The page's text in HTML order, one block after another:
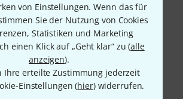
von Einstellungen. Wenn das für
Sie der Nutzung von Cookies
Statistiken und Marketing
einen Klick auf „Geht klar“ zu (alle
anzeigen).
Ihre erteilte Zustimmung jederzeit
Einstellungen (hier) widerrufen.
und sicher per Nachnahme,
Pay, Klarna Sofort bezahlen
oder Kreditkarte.
Garantie